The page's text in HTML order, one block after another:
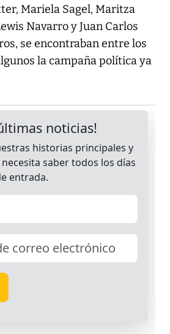
Mariela Sagel, Maritza
Navarro y Juan Carlos
se encontraban entre los
la campaña política ya